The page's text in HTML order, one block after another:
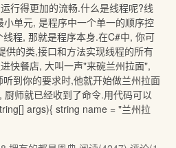
行得更加的流畅.什么是线程呢?线
单元, 是程序中一个单一的顺序控
程, 那就是程序本身.在C#中, 你可
供的类,接口和方法实现线程的所有
快餐店, 大叫一声"来碗兰州拉面",
到你的要求时,他就开始做兰州拉面
师就已经收到了命令.用代码可以
args){ string name = "兰州拉